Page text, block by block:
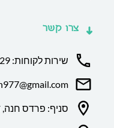
צרו קשר
שירות לקוחות: 0733753129
סניף: פרדס חנה,